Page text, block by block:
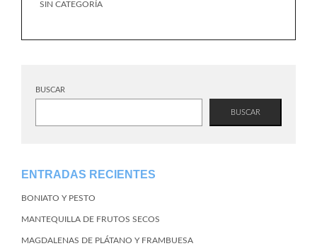
SIN CATEGORÍA
BUSCAR
BUSCAR
ENTRADAS RECIENTES
BONIATO Y PESTO
MANTEQUILLA DE FRUTOS SECOS
MAGDALENAS DE PLÁTANO Y FRAMBUESA